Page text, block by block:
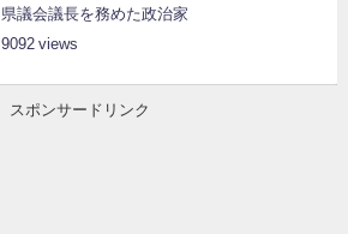
県議会議長を務めた政治家
9092
スポンサードリンク